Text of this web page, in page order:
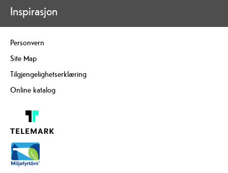
Inspirasjon
Personvern
Site Map
Tilgjengelighetserklæring
Online katalog